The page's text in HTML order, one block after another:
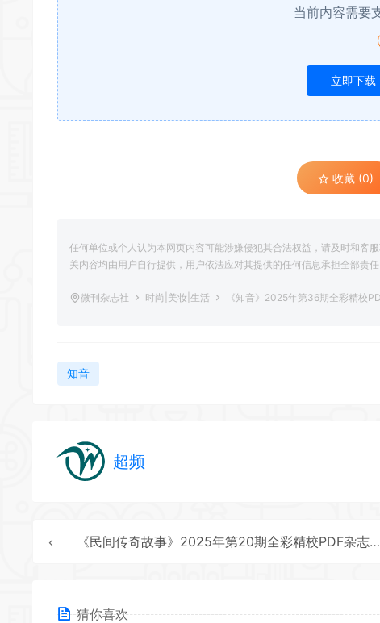
当前内容需要
立即下载
收藏 (0)
任何单位或个人认为本网页内容可能涉嫌侵犯其合法权益，请及时和客
关内容均由用户自行提供，用户依法应对其提供的任何信息承担全部责
微刊杂志社 时尚|美妆|生活 《知音》2025年第36期全彩精校
知音
超频
《民间传奇故事》2025年第20期全彩精校PDF杂志下载
猜你喜欢